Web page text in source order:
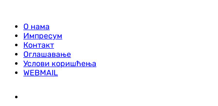
О нама
Импресум
Контакт
Оглашавање
Услови коришћења
WEBMAIL